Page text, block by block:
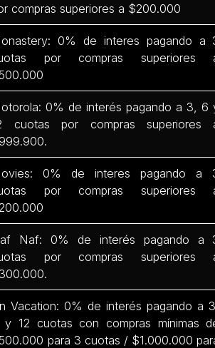
compras superiores a $200.000
0% de interes pagando a
por compras superiores
0% de interés pagando a 3, 6
cuotas por compras superiores
0% de interes pagando a
por compras superiores
Naf: 0% de interés pagando a
por compras superiores
Vacation: 0% de interés pagando a
12 cuotas con compras mínimas
para 3 cuotas / $1.000.000